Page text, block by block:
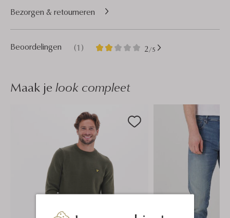
Beoordelingen (1) 2/5
1
2
Bezorgen & retourneren
Maak je look compleet